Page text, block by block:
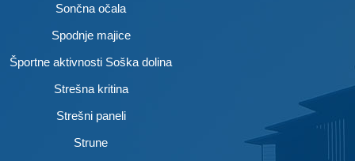
Sončna očala
Spodnje majice
Športne aktivnosti Soška dolina
Strešna kritina
Strešni paneli
Strune